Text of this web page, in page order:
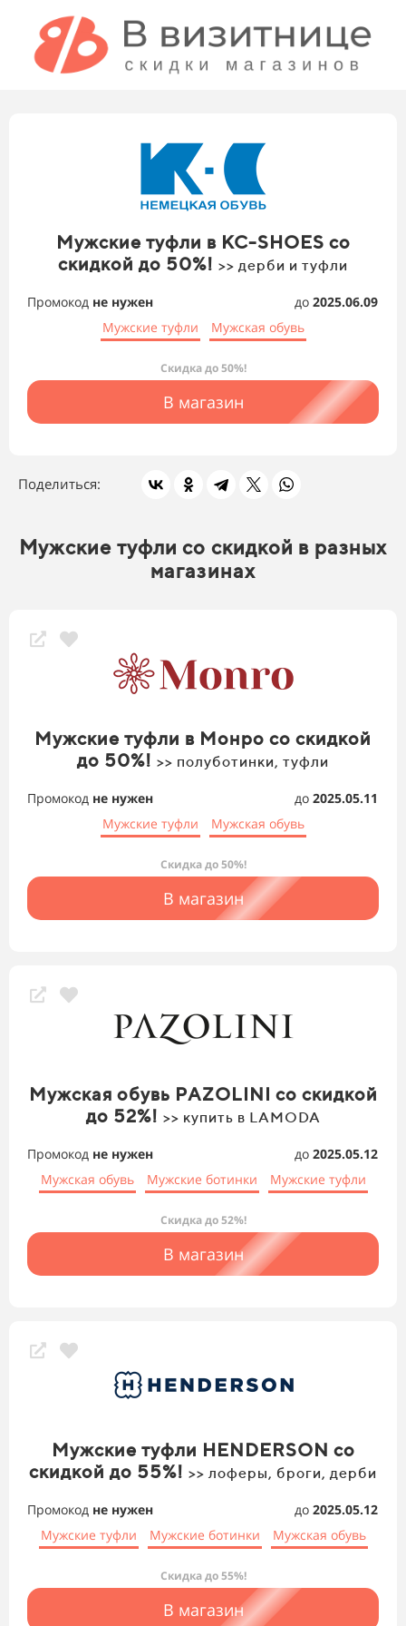
Мужские туфли в KC-SHOES со
скидкой до 50%! >> дерби и туфли
Промокод не нужен до 2025.06.09
Мужские туфли
Мужская обувь
Скидка до 50%!
В магазин
Поделиться:
Мужские туфли со скидкой в разных
магазинах
Мужские туфли в Монро со скидкой
до 50%! >> полуботинки, туфли
Промокод не нужен до 2025.05.11
Мужские туфли
Мужская обувь
Скидка до 50%!
В магазин
Мужская обувь PAZOLINI со скидкой
до 52%! >> купить в LAMODA
Промокод не нужен до 2025.05.12
Мужская обувь
Мужские ботинки Мужские туфли
Скидка до 52%!
В магазин
Мужские туфли HENDERSON со
скидкой до 55%! >> лоферы, броги, дерби
Промокод не нужен до 2025.05.12
Мужские туфли
Мужские ботинки Мужская обувь
Скидка до 55%!
В магазин